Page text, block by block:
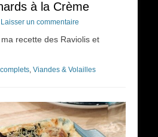
à la Crème
Laisser un commentaire
recette des Raviolis et
, Viandes & Volailles